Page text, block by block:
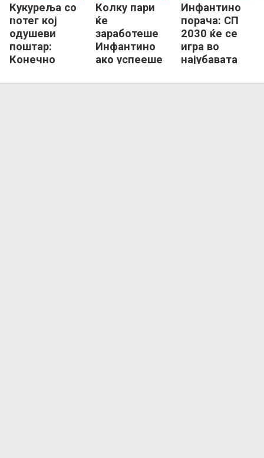
Кукуреља со
потег кој
одушеви
поштар:
Конечно
со медал од
Шпанија
Колку пари
ќе
заработеше
Инфантино
ако успееше
„продаде
Инфантино
порача: СП
2030 ќе се
игра во
најубавата